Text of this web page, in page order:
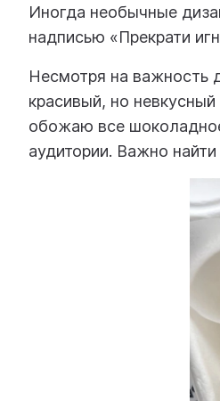
Иногда необычные
надписью «Прекрати
Несмотря на важность
красивый, но
обожаю все
аудитории. Важно